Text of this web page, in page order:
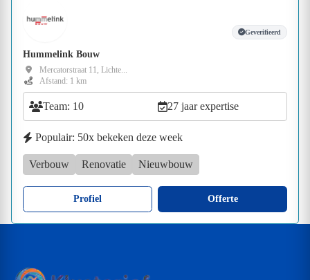
Geverifieerd
Hummelink Bouw
Mercatorstraat 11, Lichte...
Afstand: 1 km
Team: 10 27 jaar expertise
Populair: 50x bekeken deze week
Verbouw Renovatie Nieuwbouw
Profiel Offerte